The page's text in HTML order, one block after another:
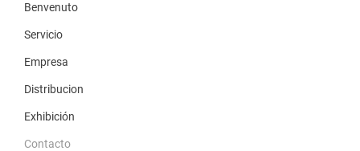
Benvenuto
Servicio
Empresa
Distribucion
Exhibición
Contacto